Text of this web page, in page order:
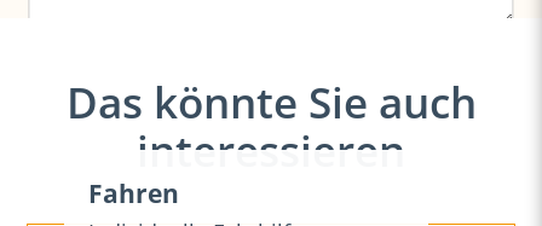
Ich willige ein, dass diese Website meine
übermittelten Informationen speichert, sodass
Das könnte Sie auch
interessieren
Fahren